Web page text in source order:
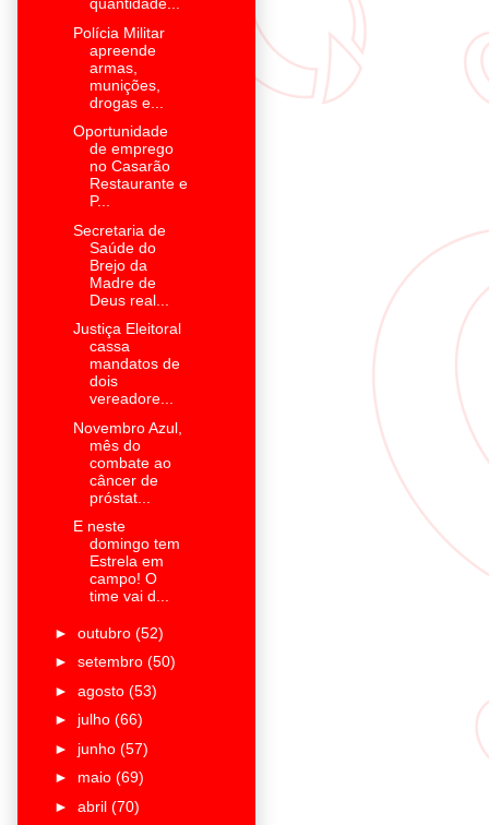
quantidade...
Polícia Militar
apreende
armas,
munições,
drogas e...
Oportunidade
de emprego
no Casarão
Restaurante e
P...
Secretaria de
Saúde do
Brejo da
Madre de
Deus real...
Justiça Eleitoral
cassa
mandatos de
dois
vereadore...
Novembro Azul,
mês do
combate ao
câncer de
próstat...
E neste
domingo tem
Estrela em
campo! O
time vai d...
► outubro (52)
► setembro (50)
► agosto (53)
► julho (66)
► junho (57)
► maio (69)
► abril (70)